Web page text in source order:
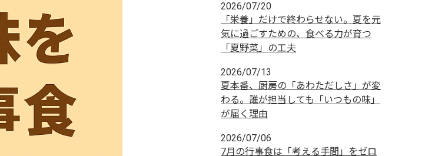
2026/07/20
「栄養」だけで終わらせない。夏を元
気に過ごすための、食べる力が育つ
「夏野菜」の工夫
2026/07/13
夏本番、厨房の「あわただしさ」が変
わる。誰が担当しても「いつもの味」
が届く理由
2026/07/06
7月の行事食は「考える手間」をゼロ